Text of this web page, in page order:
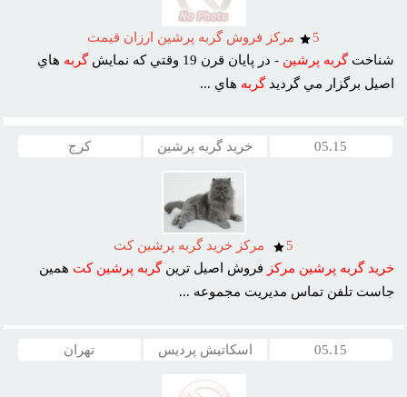
5
مرکز فروش گربه پرشين ارزان قيمت
شناختگربه پرشين - در پايان قرن 19 وقتي که نمايش گربه هاي
اصيل برگزار مي گرديدگربه هاي ...
05.15 خرید گربه پرشین کرج
5
مرکز خريد گربه پرشين کت
خريد گربه پرشين مرکز فروش اصيل ترينگربه پرشين کت همين
جاست تلفن تماس مديريت مجموعه ...
05.15 اسکاتیش پردیس تهران